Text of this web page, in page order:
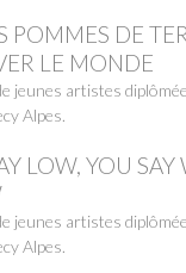
POMMES DE
LE MONDE
jeunes artistes
Alpes.
LOW, YOU SAY
jeunes artistes
Alpes.